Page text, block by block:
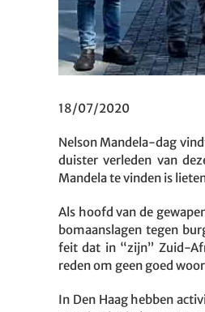
18/07/2020
Nelson Mandela-dag
duister verleden van
Mandela te vinden is
Als hoofd van de
bomaanslagen tegen
feit dat in “zijn” Zuid-
reden om geen goed
In Den Haag hebben